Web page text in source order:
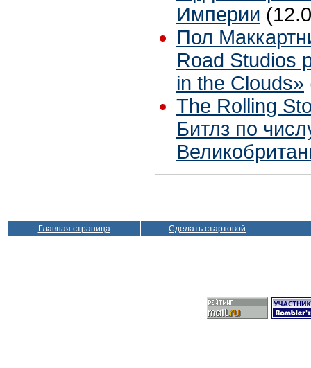
Империи
Пол
Road Studios
in the Clouds»
The Rolling
Битлз по
Главная страница Сделать стартовой